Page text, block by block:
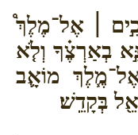
׀ אֶל־מֶלֶךְ֩
בְאַרְצֶ֗ךָ וְלֹ֤א
מוֹאָ֛ב
בְּקָדֵֽשׁ׃